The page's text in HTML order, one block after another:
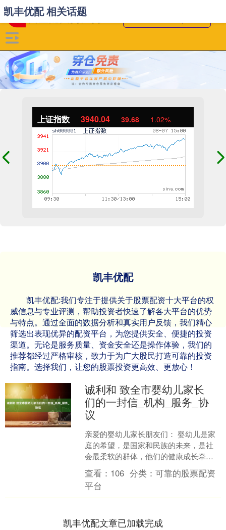
上证指数 3940.04 39.68 1.02%
凯丰优配
凯丰优配:我们专注于提供关于股票配资十大平台的权
威信息与专业评测，帮助投资者快速了解各大平台的优势
与特点。通过全面的数据分析和真实用户反馈，我们精心
筛选出表现优异的配资平台，为您提供安全、便捷的投资
渠道。无论是服务质量、资金安全还是操作体验，我们的
推荐都经过严格审核，致力于为广大股民打造可靠的投资
指南。选择我们，让您的股票投资更高效、更放心！
凯丰优配 相关话题
诚利和 致全市婴幼儿家长
们的一封信_机构_服务_协
议
亲爱的婴幼儿家长朋友们： 婴幼儿是家
庭的希望，是国家和民族的未来，是社
会最柔软的群体，他们的健康成长牵动
着每一位家长的心。为了切实保障婴幼
儿的合法权益和身心健康....
查看： 106 分类：可靠的股票配资
平台
凯丰优配文章已加载完成